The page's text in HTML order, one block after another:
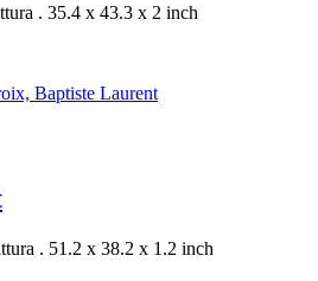
. 35.4 x 43.3 x 2 inch
. 51.2 x 38.2 x 1.2 inch